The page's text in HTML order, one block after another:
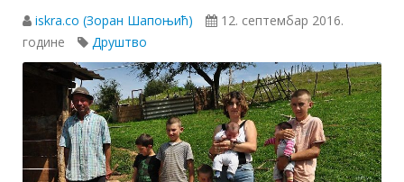
iskra.co (Зоран Шапоњић)
12. септембар 2016.
године
Друштво